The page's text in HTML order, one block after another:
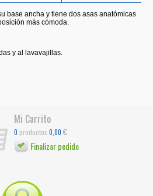
base ancha y tiene dos asas anatómicas
más cómoda.
y al lavavajillas.
Mi Carrito
0 productos 0,00 €
Finalizar pedido